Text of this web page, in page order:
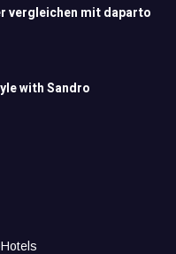
vergleichen mit daparto
with Sandro